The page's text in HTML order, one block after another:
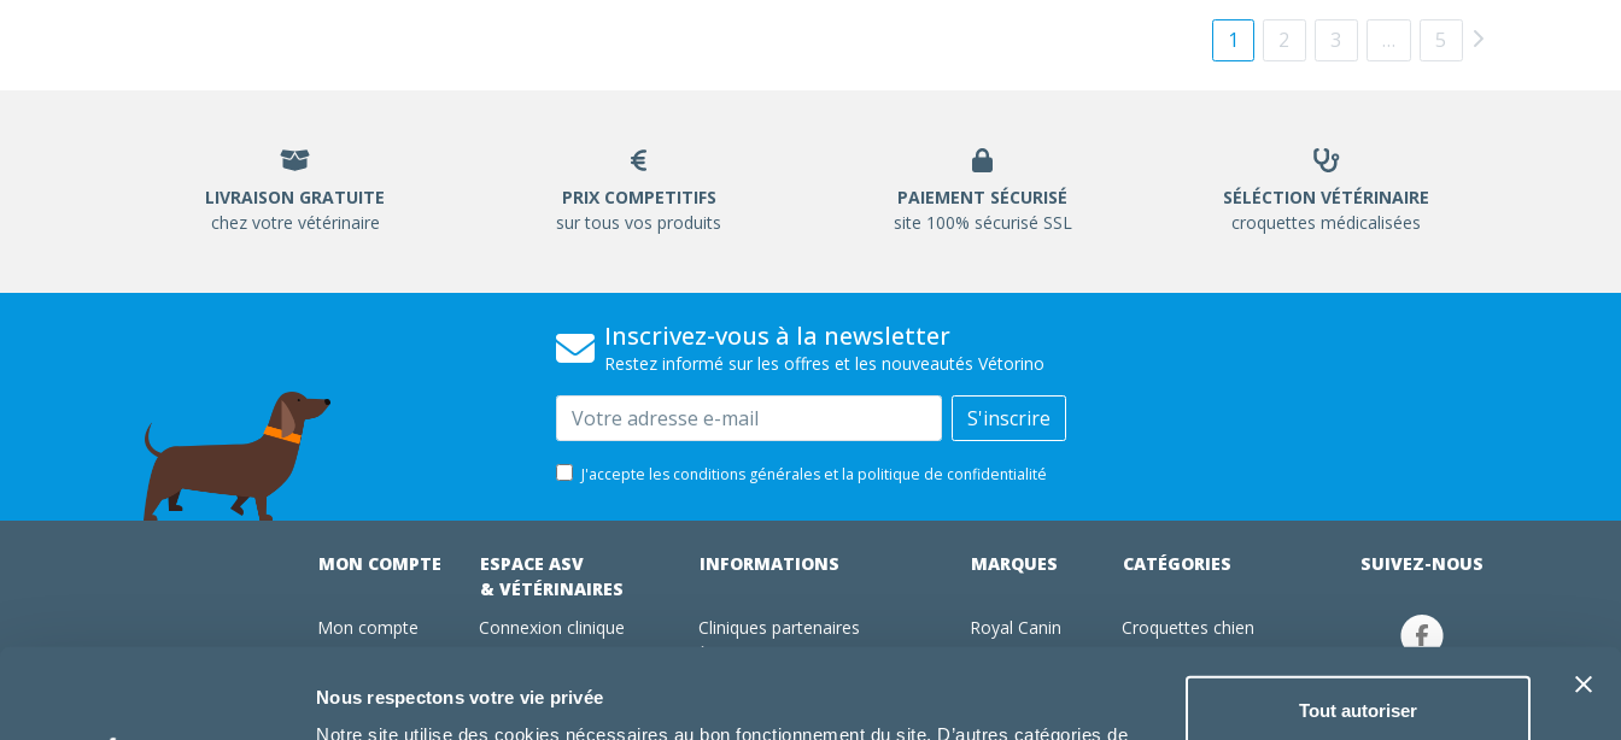
Nous respectons votre vie privée
Notre site utilise des cookies nécessaires au bon fonctionnement du site. D’autres catégories de
Tout autoriser
1 2 3 … 5
LIVRAISON GRATUITE
chez votre vétérinaire
PRIX COMPETITIFS
sur tous vos produits
PAIEMENT SÉCURISÉ
site 100% sécurisé SSL
SÉLÉCTION VÉTÉRINAIRE
croquettes médicalisées
Inscrivez-vous à la newsletter
Restez informé sur les offres et les nouveautés Vétorino
Email S'inscrire
J'accepte les conditions générales et la politique de confidentialité
MON COMPTE
Mon compte
ESPACE ASV
& VÉTÉRINAIRES
Connexion clinique
Devenir adhérent Vétorino
INFORMATIONS
Cliniques partenaires
MARQUES
Royal Canin
CATÉGORIES
Croquettes chien
Jouets chien
SUIVEZ-NOUS